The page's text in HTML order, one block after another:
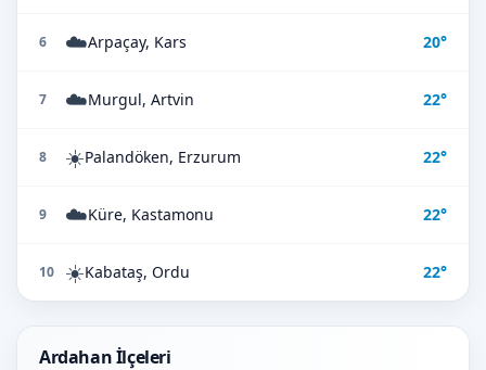
6 ☁️Arpaçay, Kars 20°
7 ☁️Murgul, Artvin 22°
8 ☀️Palandöken, Erzurum 22°
9 ☁️Küre, Kastamonu 22°
10 ☀️Kabataş, Ordu 22°
Ardahan İlçeleri